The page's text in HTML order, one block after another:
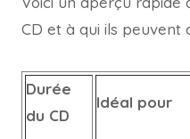
CD et à qui ils peuvent
Durée
du CD
Idéal pour